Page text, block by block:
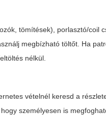
tömítések), porlasztó/coil
megbízható töltőt. Ha
nélkül.
vételnél keresd a
személyesen is